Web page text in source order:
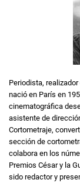
Periodista,
nació en París en
cinematográfica
asistente de
Cortometraje,
sección de
colabora en los
Premios César y la
sido redactor y